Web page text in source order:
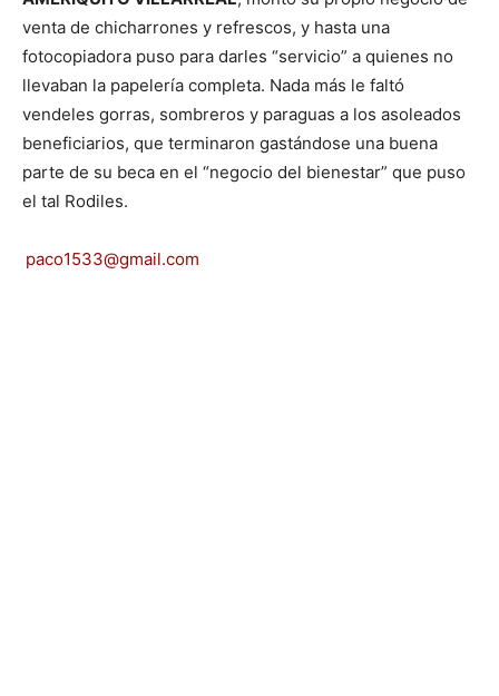
venta de chicharrones y refrescos, y hasta una
fotocopiadora puso para darles “servicio” a quienes no
llevaban la papelería completa. Nada más le faltó
vendeles gorras, sombreros y paraguas a los asoleados
beneficiarios, que terminaron gastándose una buena
parte de su beca en el “negocio del bienestar” que puso
el tal Rodiles.
paco1533@gmail.com